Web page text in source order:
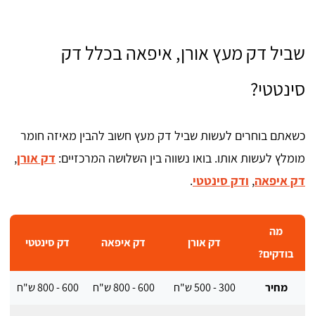
שביל דק מעץ אורן, איפאה בכלל דק
סינטטי?
כשאתם בוחרים לעשות שביל דק מעץ חשוב להבין מאיזה חומר
מומלץ לעשות אותו. בואו נשווה בין השלושה המרכזיים: דק אורן,
דק איפאה, ודק סינטטי.
מה
בודקים?
דק אורן דק איפאה דק סינטטי
מחיר 300 - 500 ש"ח 600 - 800 ש"ח 600 - 800 ש"ח